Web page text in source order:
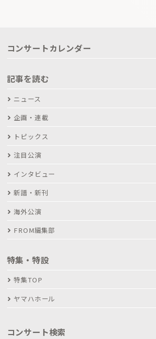
コンサートカレンダー
記事を読む
ニュース
企画・連載
トピックス
注目公演
インタビュー
新譜・新刊
海外公演
FROM編集部
特集・特設
特集TOP
ヤマハホール
コンサート検索